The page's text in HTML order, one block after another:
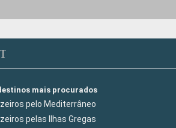
mais procurados
pelo Mediterrâneo
pelas Ilhas Gregas